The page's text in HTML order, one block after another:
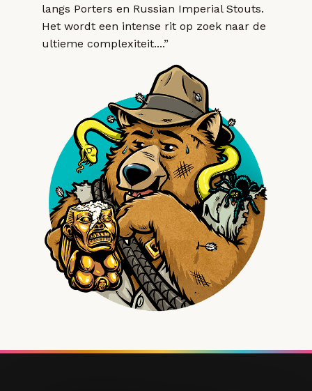
langs Porters en Russian Imperial Stouts.
Het wordt een intense rit op zoek naar de
ultieme complexiteit....”